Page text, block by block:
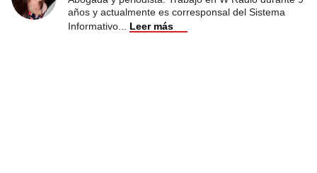
años y actualmente es corresponsal del Sistema
Informativo
Leer más